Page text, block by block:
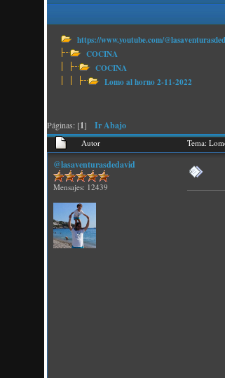
https://www.youtube.com/
COCINA
COCINA
Lomo al horno 2-11-2022
Páginas: [1]Ir Abajo
Autor Tema:
@lasaventurasdedavid
Mensajes: 12439